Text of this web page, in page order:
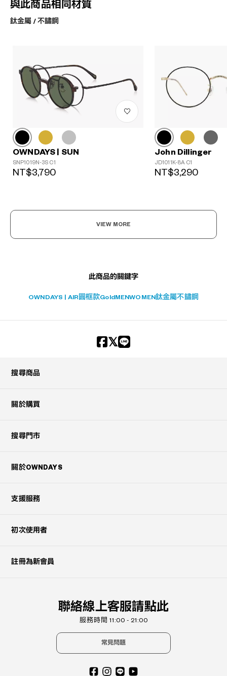
與此商品相同材質
鈦金屬 / 不鏽鋼
OWNDAYS | SUN
SNP1019N-3S C1
NT$3,790
John Dillinger
JD1011K-8A C1
NT$3,290
VIEW MORE
此商品的關鍵字
OWNDAYS | AIR 圓框款GoldMENWOMEN鈦金屬不鏽鋼
搜尋商品
關於購買
搜尋門市
關於OWNDAYS
支援服務
初次使用者
註冊為新會員
聯絡線上客服請點此
服務時間 11:00 - 21:00
常見問題